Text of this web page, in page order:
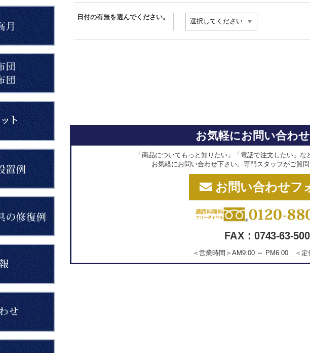
日付の有無を選んでください。
お気軽にお問い合わ
「商品についてもっと知りたい」「電話で注文したい」な
お気軽にお問い合わせ下さい。専門スタッフがご質
お問い合わせフ
FAX：0743-63-
＜営業時間＞AM9:00 ～ PM6:00 ＜定